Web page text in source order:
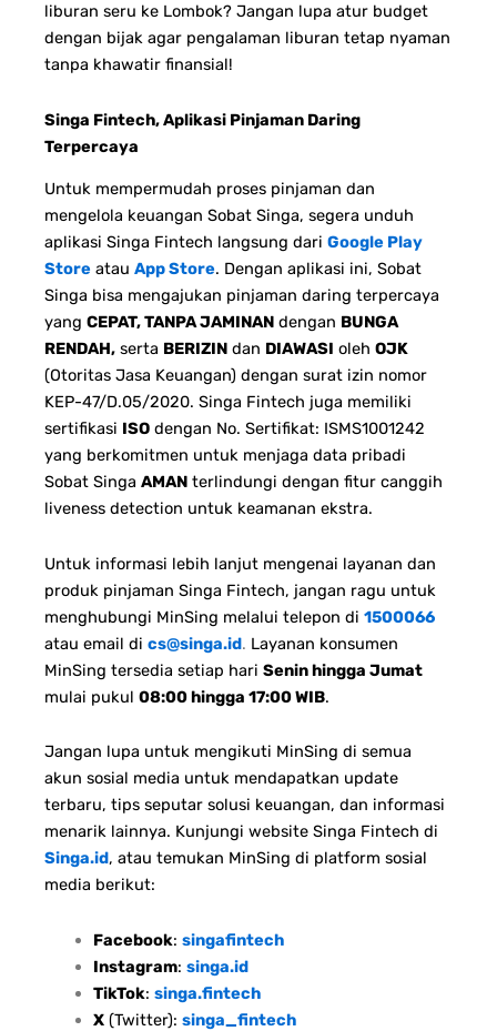
liburan seru ke Lombok? Jangan lupa atur budget
dengan bijak agar pengalaman liburan tetap nyaman
tanpa khawatir finansial!
Singa Fintech, Aplikasi Pinjaman Daring
Terpercaya
Untuk mempermudah proses pinjaman dan
mengelola keuangan Sobat Singa, segera unduh
aplikasi Singa Fintech langsung dari Google Play
Store atau App Store. Dengan aplikasi ini, Sobat
Singa bisa mengajukan pinjaman daring terpercaya
yang CEPAT, TANPA JAMINAN dengan BUNGA
RENDAH, serta BERIZIN dan DIAWASI oleh OJK
(Otoritas Jasa Keuangan) dengan surat izin nomor
KEP-47/D.05/2020. Singa Fintech juga memiliki
sertifikasi ISO dengan No. Sertifikat: ISMS1001242
yang berkomitmen untuk menjaga data pribadi
Sobat Singa AMAN terlindungi dengan fitur canggih
liveness detection untuk keamanan ekstra.
Untuk informasi lebih lanjut mengenai layanan dan
produk pinjaman Singa Fintech, jangan ragu untuk
menghubungi MinSing melalui telepon di 1500066
atau email di cs@singa.id. Layanan konsumen
MinSing tersedia setiap hari Senin hingga Jumat
mulai pukul 08:00 hingga 17:00 WIB.
Jangan lupa untuk mengikuti MinSing di semua
akun sosial media untuk mendapatkan update
terbaru, tips seputar solusi keuangan, dan informasi
menarik lainnya. Kunjungi website Singa Fintech di
Singa.id, atau temukan MinSing di platform sosial
media berikut:
Facebook: singafintech
Instagram: singa.id
TikTok: singa.fintech
X(Twitter): singa_fintech